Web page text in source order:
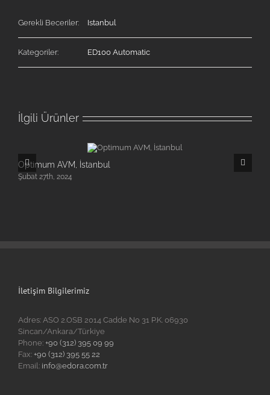
Gerekli Beceriler: Istanbul
Kategoriler: ED100 Automatic
İlgili Ürünler
Optimum AVM, İstanbul
Şubat 27th, 2024
İletişim Bilgilerimiz
Adres: ASO 2.OSB 2014 Cadde No 31 P.K. 06930
Sincan/Ankara/Türkiye
Phone: +90 (312) 395 09 99
Fax: +90 (312) 395 55 22
Email: info@edora.com.tr